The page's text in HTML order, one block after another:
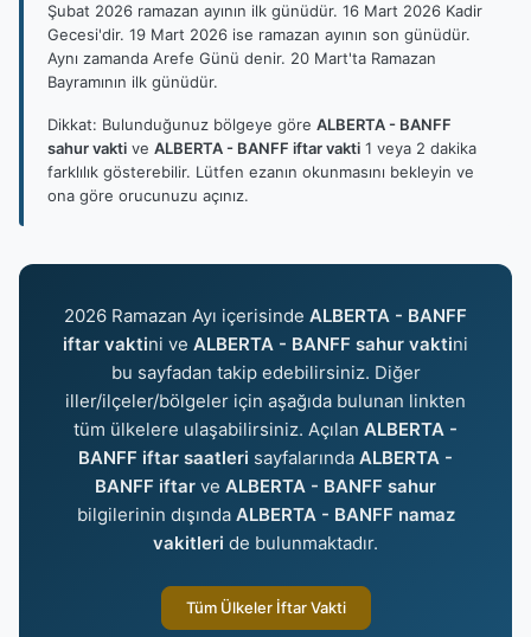
Şubat 2026 ramazan ayının ilk günüdür. 16 Mart 2026 Kadir
Gecesi'dir. 19 Mart 2026 ise ramazan ayının son günüdür.
Aynı zamanda Arefe Günü denir. 20 Mart'ta Ramazan
Bayramının ilk günüdür.
Dikkat: Bulunduğunuz bölgeye göre ALBERTA - BANFF
sahur vakti ve ALBERTA - BANFF iftar vakti 1 veya 2 dakika
farklılık gösterebilir. Lütfen ezanın okunmasını bekleyin ve
ona göre orucunuzu açınız.
2026 Ramazan Ayı içerisinde ALBERTA - BANFF
iftar vaktini ve ALBERTA - BANFF sahur vaktini
bu sayfadan takip edebilirsiniz. Diğer
iller/ilçeler/bölgeler için aşağıda bulunan linkten
tüm ülkelere ulaşabilirsiniz. Açılan ALBERTA -
BANFF iftar saatleri sayfalarında ALBERTA -
BANFF iftar ve ALBERTA - BANFF sahur
bilgilerinin dışında ALBERTA - BANFF namaz
vakitleri de bulunmaktadır.
Tüm Ülkeler İftar Vakti